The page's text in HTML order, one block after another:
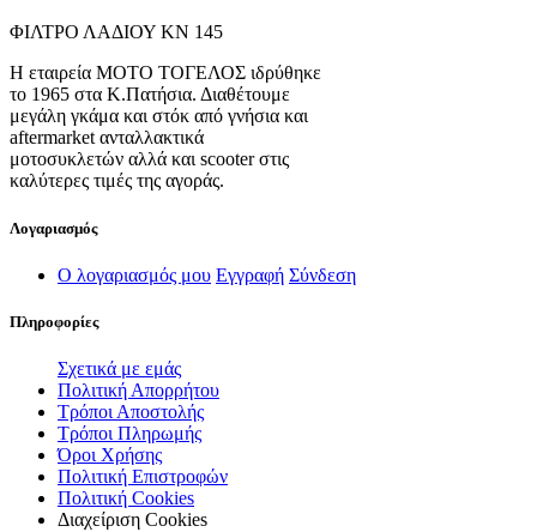
ΦΙΛΤΡΟ ΛΑΔΙΟΥ ΚΝ 145
Η εταιρεία ΜΟΤΟ ΤΟΓΕΛΟΣ ιδρύθηκε
το 1965 στα Κ.Πατήσια. Διαθέτουμε
μεγάλη γκάμα και στόκ από γνήσια και
aftermarket ανταλλακτικά
μοτοσυκλετών αλλά και scooter στις
καλύτερες τιμές της αγοράς.
Λογαριασμός
Ο λογαριασμός μου Εγγραφή Σύνδεση
Πληροφορίες
Σχετικά με εμάς
Πολιτική Απορρήτου
Τρόποι Αποστολής
Τρόποι Πληρωμής
Όροι Χρήσης
Πολιτική Επιστροφών
Πολιτική Cookies
Διαχείριση Cookies